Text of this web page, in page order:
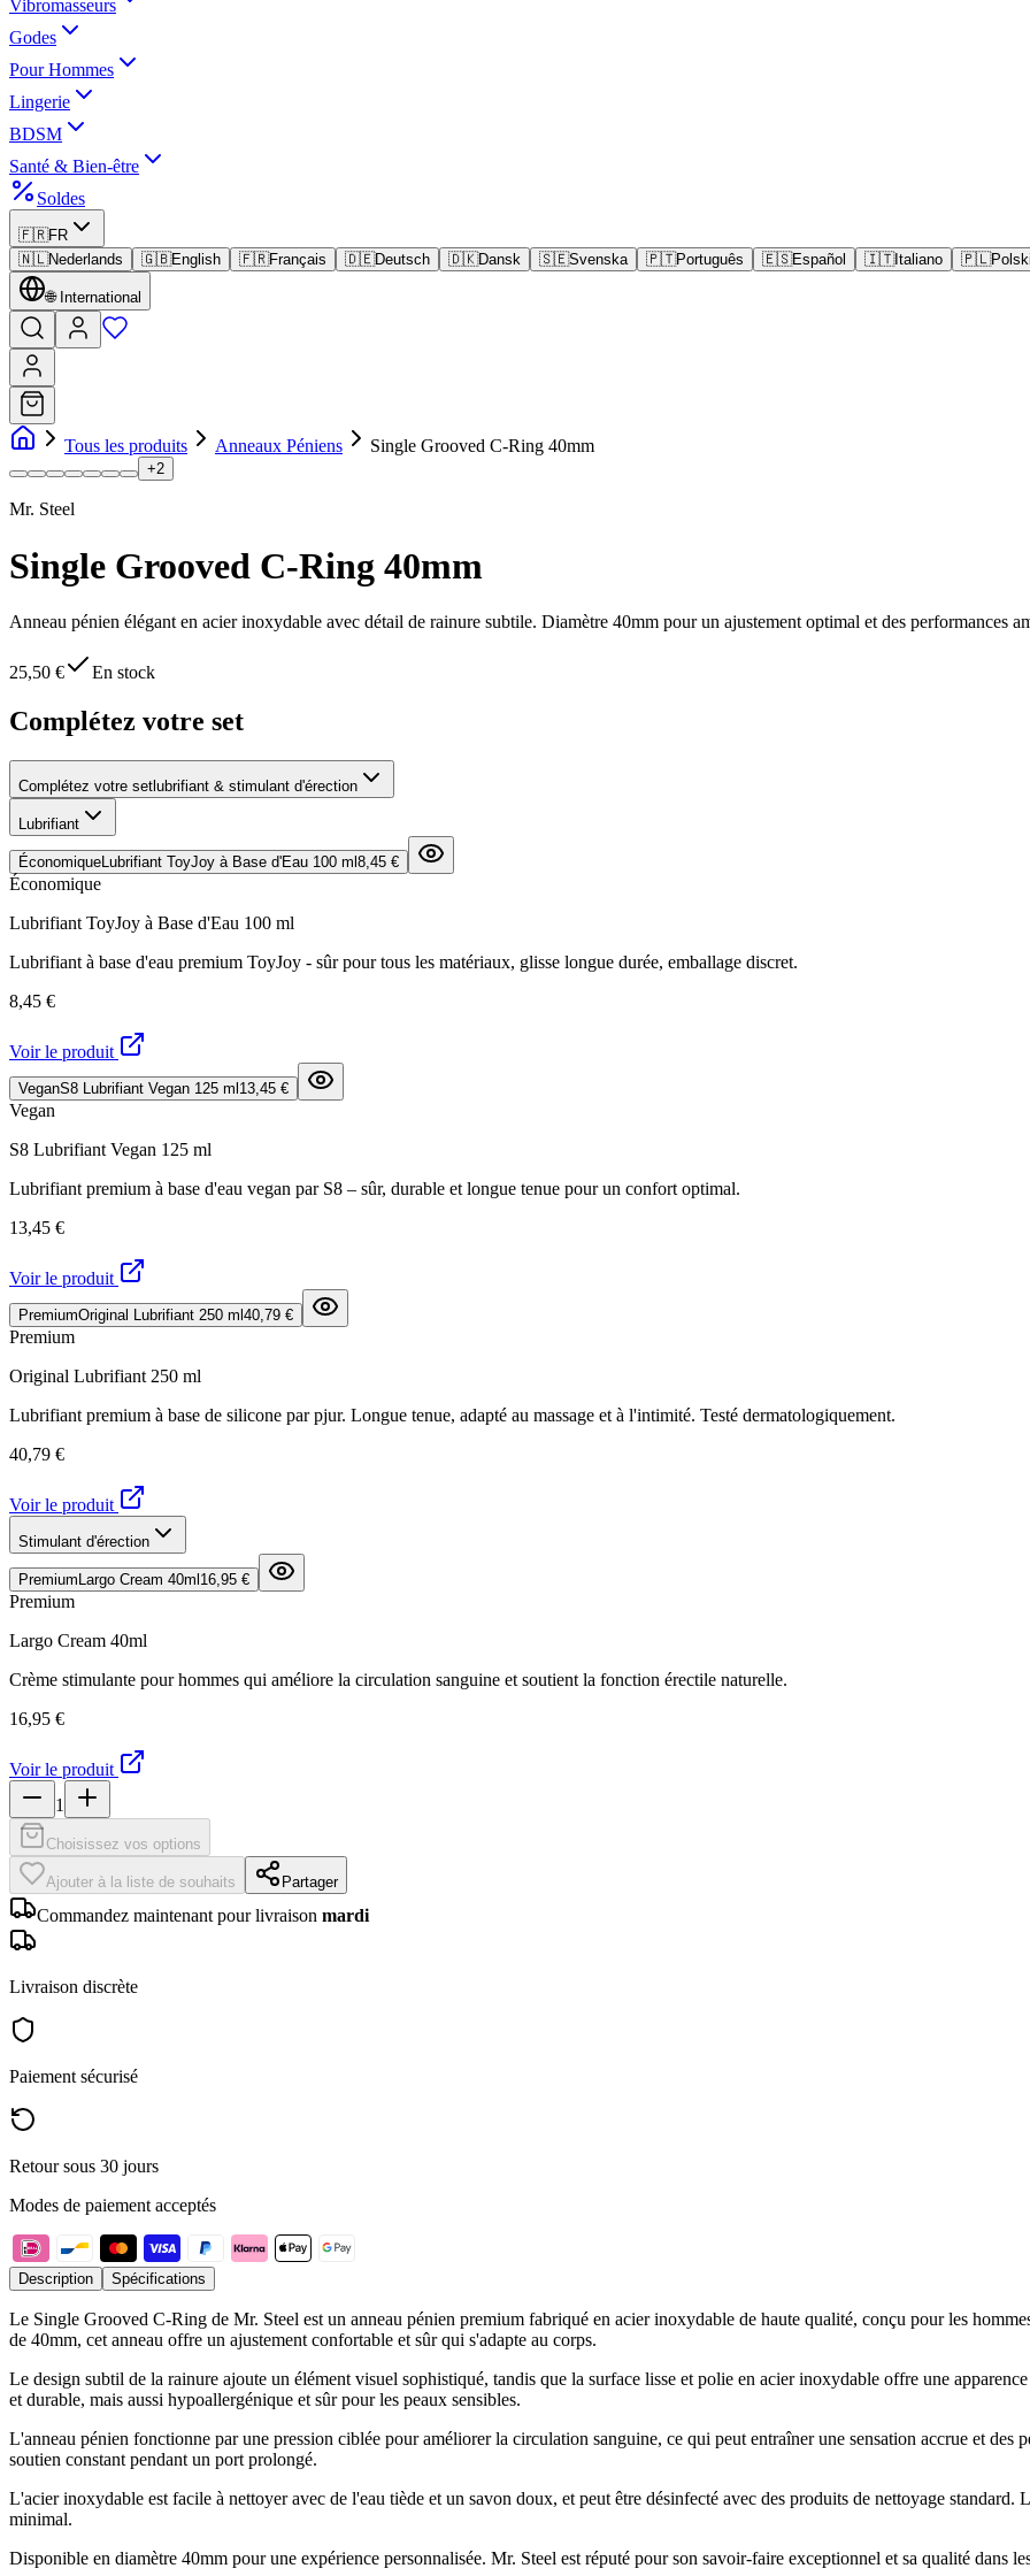
Vibromasseurs
Godes
Pour Hommes
Lingerie
BDSM
Santé & Bien-être
Soldes
🇫🇷FR
🇳🇱Nederlands 🇬🇧English 🇫🇷Français 🇩🇪Deutsch 🇩🇰Dansk 🇸🇪Svenska 🇵🇹Português 🇪🇸Español 🇮🇹Italiano 🇵🇱Polski
🌐 International
Tous les produits Anneaux Péniens Single Grooved C-Ring 40mm
+2
Mr. Steel
Single Grooved C-Ring 40mm
Anneau pénien élégant en acier inoxydable avec détail de rainure subtile. Diamètre 40mm pour un ajustement optimal et des performances
25,50 € En stock
Complétez votre set
Complétez votre set lubrifiant & stimulant d'érection
Lubrifiant
Économique Lubrifiant ToyJoy à Base d'Eau 100 ml 8,45 €
Économique
Lubrifiant ToyJoy à Base d'Eau 100 ml
Lubrifiant à base d'eau premium ToyJoy - sûr pour tous les matériaux, glisse longue durée, emballage discret.
8,45 €
Voir le produit
VeganS8 Lubrifiant Vegan 125 ml 13,45 €
Vegan
S8 Lubrifiant Vegan 125 ml
Lubrifiant premium à base d'eau vegan par S8 – sûr, durable et longue tenue pour un confort optimal.
13,45 €
Voir le produit
PremiumOriginal Lubrifiant 250 ml 40,79 €
Premium
Original Lubrifiant 250 ml
Lubrifiant premium à base de silicone par pjur. Longue tenue, adapté au massage et à l'intimité. Testé dermatologiquement.
40,79 €
Voir le produit
Stimulant d'érection
Premium Largo Cream 40ml 16,95 €
Premium
Largo Cream 40ml
Crème stimulante pour hommes qui améliore la circulation sanguine et soutient la fonction érectile naturelle.
16,95 €
Voir le produit
1
Choisissez vos options
Ajouter à la liste de souhaits Partager
Commandez maintenant pour livraison mardi
Livraison discrète
Paiement sécurisé
Retour sous 30 jours
Modes de paiement acceptés
Description Spécifications
Le Single Grooved C-Ring de Mr. Steel est un anneau pénien premium fabriqué en acier inoxydable de haute qualité, conçu pour les
de 40mm, cet anneau offre un ajustement confortable et sûr qui s'adapte au corps.
Le design subtil de la rainure ajoute un élément visuel sophistiqué, tandis que la surface lisse et polie en acier inoxydable offre une
et durable, mais aussi hypoallergénique et sûr pour les peaux sensibles.
L'anneau pénien fonctionne par une pression ciblée pour améliorer la circulation sanguine, ce qui peut entraîner une sensation accrue et
soutien constant pendant un port prolongé.
L'acier inoxydable est facile à nettoyer avec de l'eau tiède et un savon doux, et peut être désinfecté avec des produits de nettoyage standard.
minimal.
Disponible en diamètre 40mm pour une expérience personnalisée. Mr. Steel est réputé pour son savoir-faire exceptionnel et sa qualité dans